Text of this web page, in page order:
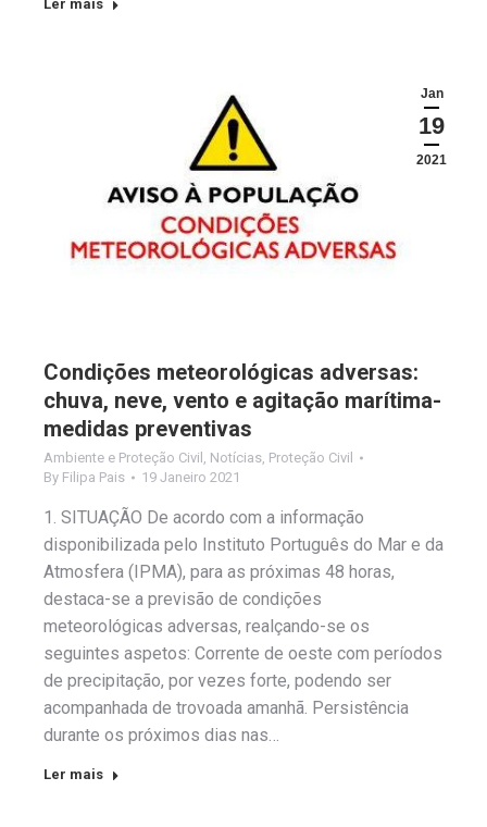
Ler mais
Jan
19
2021
Condições meteorológicas adversas:
chuva, neve, vento e agitação marítima-
medidas preventivas
Ambiente e Proteção Civil , Notícias, Proteção Civil
By Filipa Pais 19 Janeiro 2021
1. SITUAÇÃO De acordo com a informação
disponibilizada pelo Instituto Português do Mar e da
Atmosfera (IPMA), para as próximas 48 horas,
destaca-se a previsão de condições
meteorológicas adversas, realçando-se os
seguintes aspetos: Corrente de oeste com períodos
de precipitação, por vezes forte, podendo ser
acompanhada de trovoada amanhã. Persistência
durante os próximos dias nas…
Ler mais